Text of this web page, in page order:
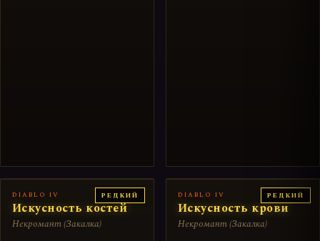
РЕДКИЙ
DIABLO IV
Искусность костей
Некромант (Закалка)
РЕДКИЙ
DIABLO IV
Искусность крови
Некромант (Закалка)